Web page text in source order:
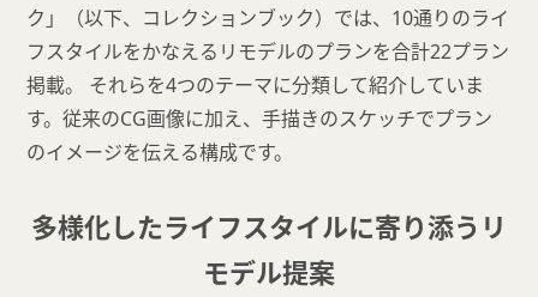
ク」（以下、コレクションブック）では、10通りのライ
フスタイルをかなえるリモデルのプランを合計22プラン
掲載。 それらを4つのテーマに分類して紹介していま
す。従来のCG画像に加え、手描きのスケッチでプラン
のイメージを伝える構成です。
多様化したライフスタイルに寄り添うリ
モデル提案